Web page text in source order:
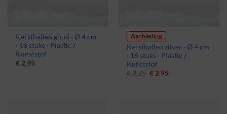
Kerstballen goud · Ø 4 cm
· 16 stuks · Plastic /
Kunststof
€ 2,95
Aanbieding
Kerstballen zilver · Ø 4 cm
· 16 stuks · Plastic /
Kunststof
€3,25 Oorspronkelijke
prijs
€ 2,95